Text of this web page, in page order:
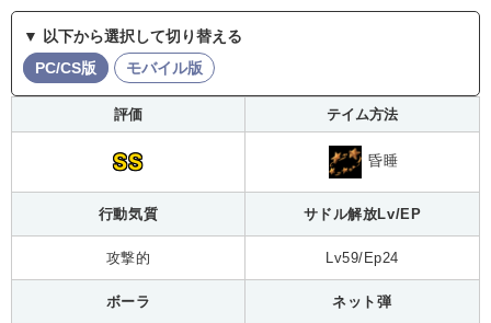
▼ 以下から選択して切り替える
PC/CS版
モバイル版
評価 テイム方法
SS 昏睡
行動気質 サドル解放Lv/EP
攻撃的 Lv59/Ep24
ボーラ ネット弾